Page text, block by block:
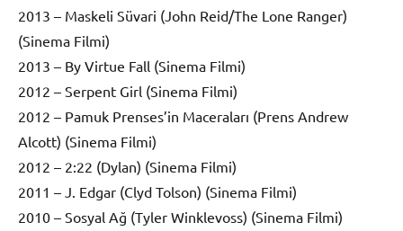
2013 – Maskeli Süvari (John Reid/The Lone Ranger)
(Sinema Filmi)
2013 – By Virtue Fall (Sinema Filmi)
2012 – Serpent Girl (Sinema Filmi)
2012 – Pamuk Prenses’in Maceraları (Prens Andrew
Alcott) (Sinema Filmi)
2012 – 2:22 (Dylan) (Sinema Filmi)
2011 – J. Edgar (Clyd Tolson) (Sinema Filmi)
2010 – Sosyal Ağ (Tyler Winklevoss) (Sinema Filmi)